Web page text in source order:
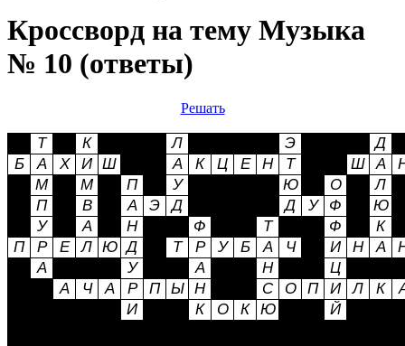
Кроссворд на тему Музыка
№ 10 (ответы)
Решать